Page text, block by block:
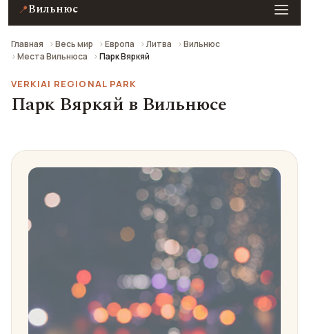
📍Вильнюс
Главная Весь мир Европа Литва
Вильнюс
Места Вильнюса
Парк Вяркяй
VERKIAI REGIONAL PARK
Парк Вяркяй в Вильнюсе